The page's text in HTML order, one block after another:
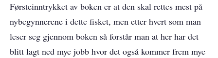
Førsteinntrykket av boken er at den skal rettes mest på
nybegynnerene i dette fisket, men etter hvert som man
leser seg gjennom boken så forstår man at her har det
blitt lagt ned mye jobb hvor det også kommer frem mye